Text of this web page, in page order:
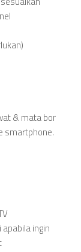
& mata bor
smartphone.
ingin